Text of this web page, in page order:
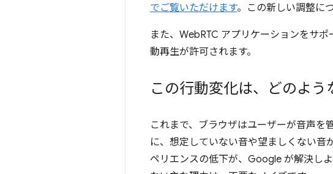
でご覧いただけます。この新しい調整に
また、WebRTC アプリケーションをサ
動再生が許可されます。
この行動変化は、どのよ
これまで、ブラウザはユーザーが音声を
に、想定していない音や望ましくない音
ペリエンスの低下が、Google が解決し